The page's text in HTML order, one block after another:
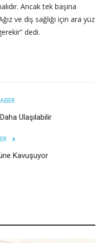
Ancak tek başına
ve diş sağlığı için ara yüz
dedi.
Ulaşılabilir
Kavuşuyor